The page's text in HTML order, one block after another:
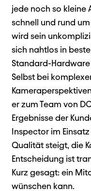
jede noch so kleine
schnell und rund
wird sein
sich nahtlos in
Standard-
Selbst bei
er zum Team von
Ergebnisse der
Inspector im
Qualität steigt, die
Entscheidung ist
Kurz gesagt: ein
wünschen kann.